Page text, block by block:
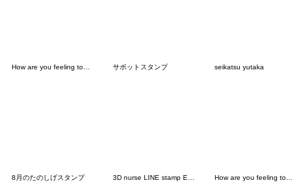
サボットスタンプ seikatsu yutaka
8月のたのしげスタンプ 3D nurse LINE stamp Englishver How are you feeling today (8712)